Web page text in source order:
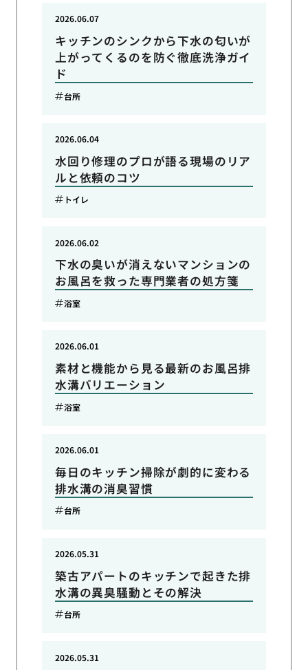
キッチンのシンクから下水の匂いが
上がってくるのを防ぐ徹底洗浄ガイ
ド
2026.06.07
台所
水回り修理のプロが語る現場のリア
ルと依頼のコツ
2026.06.04
トイレ
下水の臭いが消えないマンションの
お風呂を救った専門業者の処方箋
2026.06.02
浴室
素材と機能から見る最新のお風呂排
水溝バリエーション
2026.06.01
浴室
毎日のキッチン掃除が劇的に変わる
排水溝の消臭習慣
2026.06.01
台所
築古アパートのキッチンで起きた排
水溝の異臭騒動とその解決
2026.05.31
台所
2026.05.31